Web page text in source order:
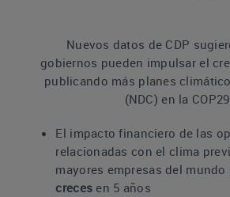
Nuevos datos de CDP
gobiernos pueden impulsar el
publicando más planes
(NDC) en la COP29
El impacto financiero de las
relacionadas con el clima
mayores empresas del mundo
creces en 5 años